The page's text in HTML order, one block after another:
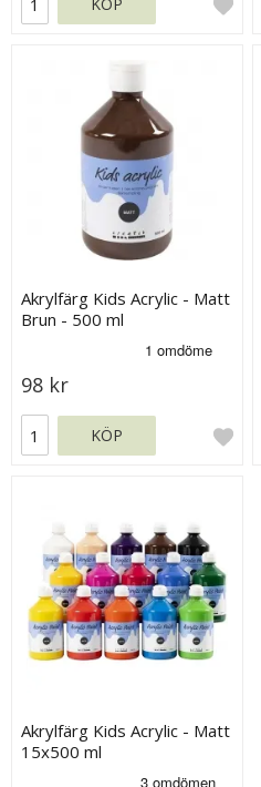
Akrylfärg Kids Acrylic - Matt
Brun - 500 ml
98 kr
KÖP
Akrylfärg Kids Acrylic - Matt
15x500 ml